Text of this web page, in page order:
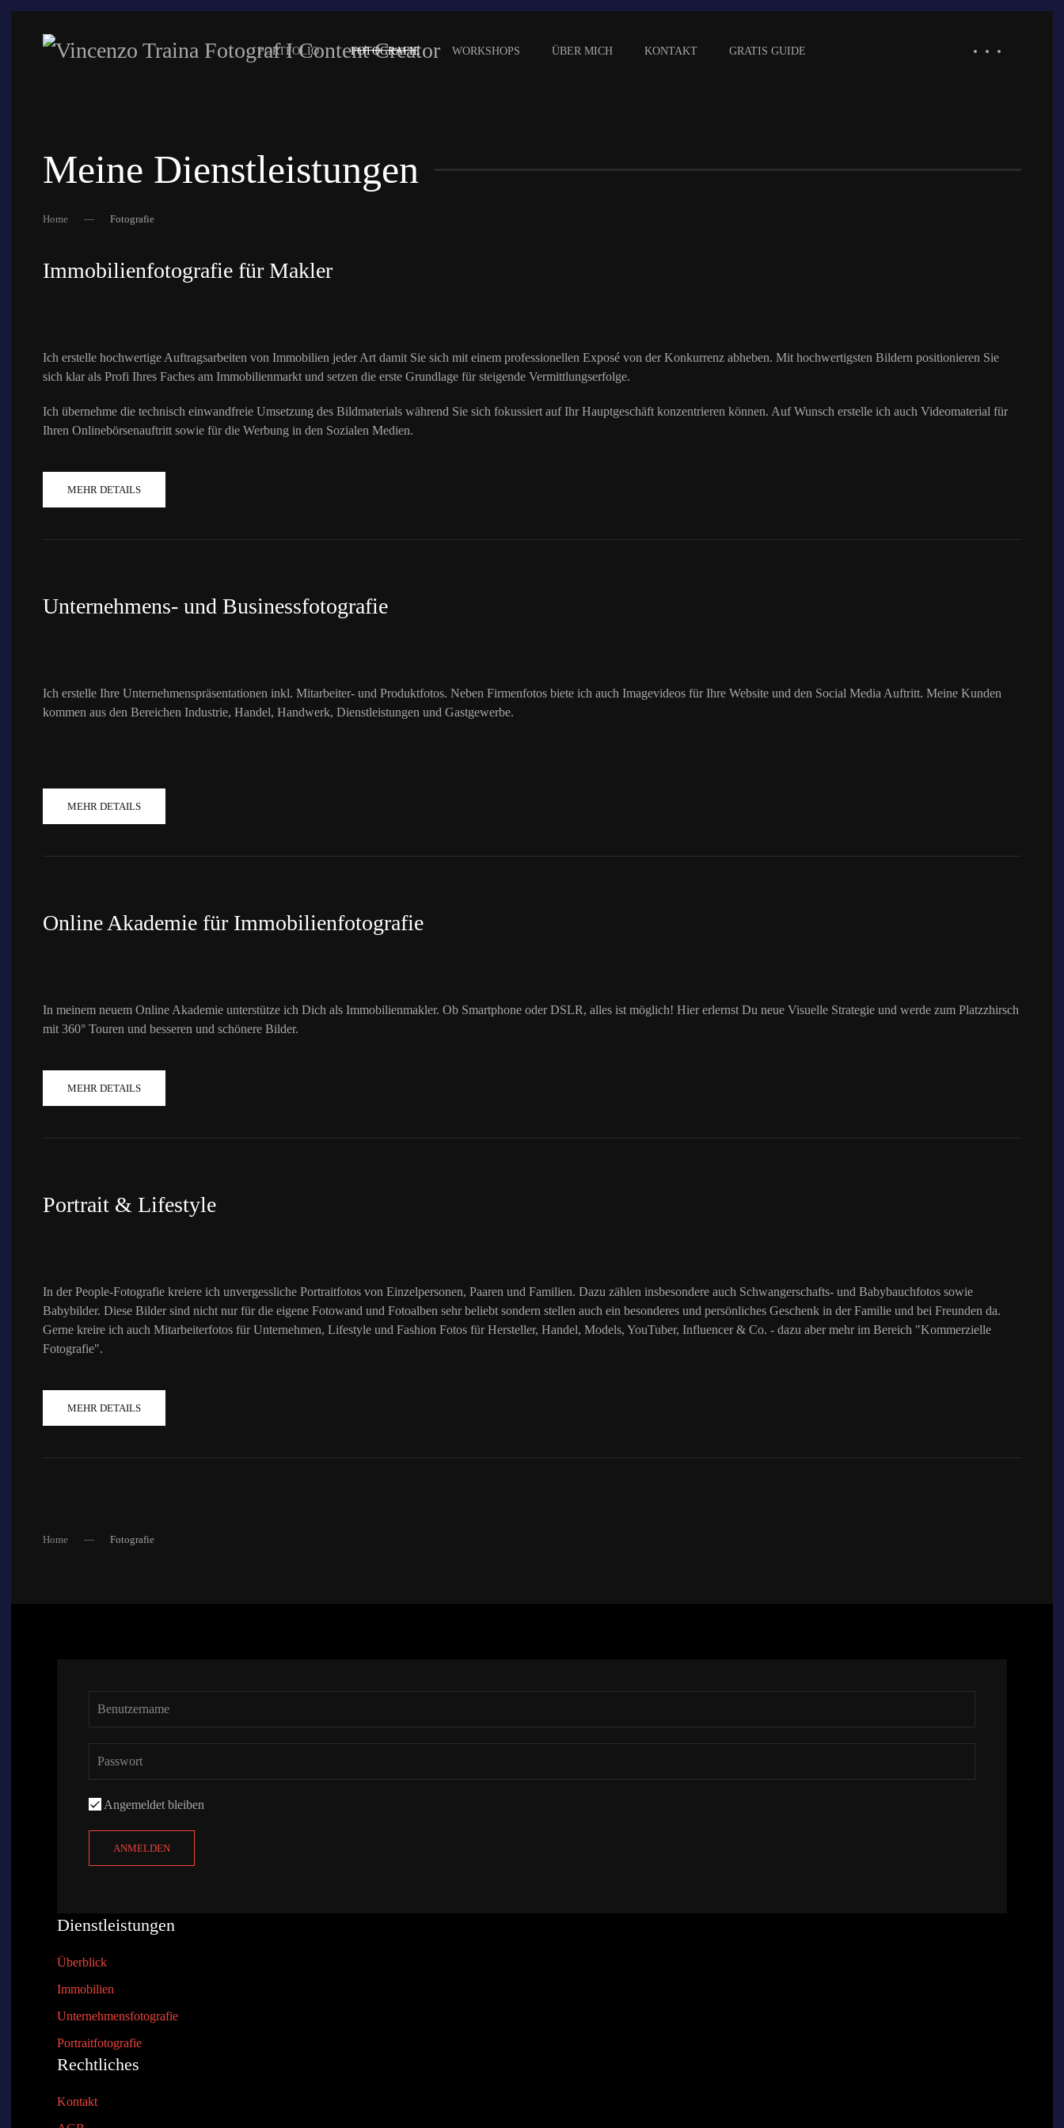
PORTFOLIO FOTOGRAFIE WORKSHOPS ÜBER MICH KONTAKT GRATIS GUIDE
Meine Dienstleistungen
Home Fotografie
Immobilienfotografie für Makler
Ich erstelle hochwertige Auftragsarbeiten von Immobilien jeder Art damit Sie sich mit einem professionellen Exposé von der Konkurrenz abheben. Mit hochwertigsten Bildern positionieren Sie
sich klar als Profi Ihres Faches am Immobilienmarkt und setzen die erste Grundlage für steigende Vermittlungserfolge.
Ich übernehme die technisch einwandfreie Umsetzung des Bildmaterials während Sie sich fokussiert auf Ihr Hauptgeschäft konzentrieren können. Auf Wunsch erstelle ich auch Videomaterial für
Ihren Onlinebörsenauftritt sowie für die Werbung in den Sozialen Medien.
MEHR DETAILS
Unternehmens- und Businessfotografie
Ich erstelle Ihre Unternehmenspräsentationen inkl. Mitarbeiter- und Produktfotos. Neben Firmenfotos biete ich auch Imagevideos für Ihre Website und den Social Media Auftritt. Meine Kunden
kommen aus den Bereichen Industrie, Handel, Handwerk, Dienstleistungen und Gastgewerbe.
MEHR DETAILS
Online Akademie für Immobilienfotografie
In meinem neuem Online Akademie unterstütze ich Dich als Immobilienmakler. Ob Smartphone oder DSLR, alles ist möglich! Hier erlernst Du neue Visuelle Strategie und werde zum Platzzhirsch
mit 360° Touren und besseren und schönere Bilder.
MEHR DETAILS
Portrait & Lifestyle
In der People-Fotografie kreiere ich unvergessliche Portraitfotos von Einzelpersonen, Paaren und Familien. Dazu zählen insbesondere auch Schwangerschafts- und Babybauchfotos sowie
Babybilder. Diese Bilder sind nicht nur für die eigene Fotowand und Fotoalben sehr beliebt sondern stellen auch ein besonderes und persönliches Geschenk in der Familie und bei Freunden da.
Gerne kreire ich auch Mitarbeiterfotos für Unternehmen, Lifestyle und Fashion Fotos für Hersteller, Handel, Models, YouTuber, Influencer & Co. - dazu aber mehr im Bereich "Kommerzielle
Fotografie".
MEHR DETAILS
Home Fotografie
Angemeldet bleiben
ANMELDEN
Dienstleistungen
Überblick
Immobilien
Unternehmensfotografie
Portraitfotografie
Rechtliches
Kontakt